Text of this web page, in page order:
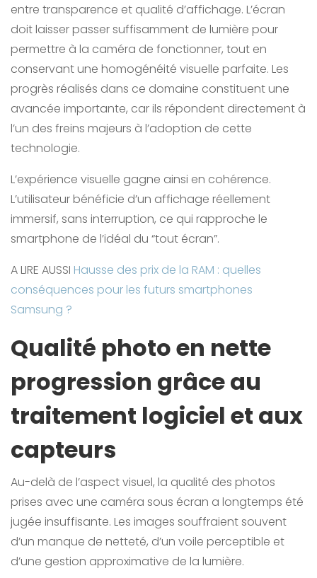
entre transparence et qualité d’affichage. L’écran
doit laisser passer suffisamment de lumière pour
permettre à la caméra de fonctionner, tout en
conservant une homogénéité visuelle parfaite. Les
progrès réalisés dans ce domaine constituent une
avancée importante, car ils répondent directement à
l’un des freins majeurs à l’adoption de cette
technologie.
L’expérience visuelle gagne ainsi en cohérence.
L’utilisateur bénéficie d’un affichage réellement
immersif, sans interruption, ce qui rapproche le
smartphone de l’idéal du “tout écran”.
A LIRE AUSSI Hausse des prix de la RAM : quelles
conséquences pour les futurs smartphones
Samsung ?
Qualité photo en nette
progression grâce au
traitement logiciel et aux
capteurs
Au-delà de l’aspect visuel, la qualité des photos
prises avec une caméra sous écran a longtemps été
jugée insuffisante. Les images souffraient souvent
d’un manque de netteté, d’un voile perceptible et
d’une gestion approximative de la lumière.